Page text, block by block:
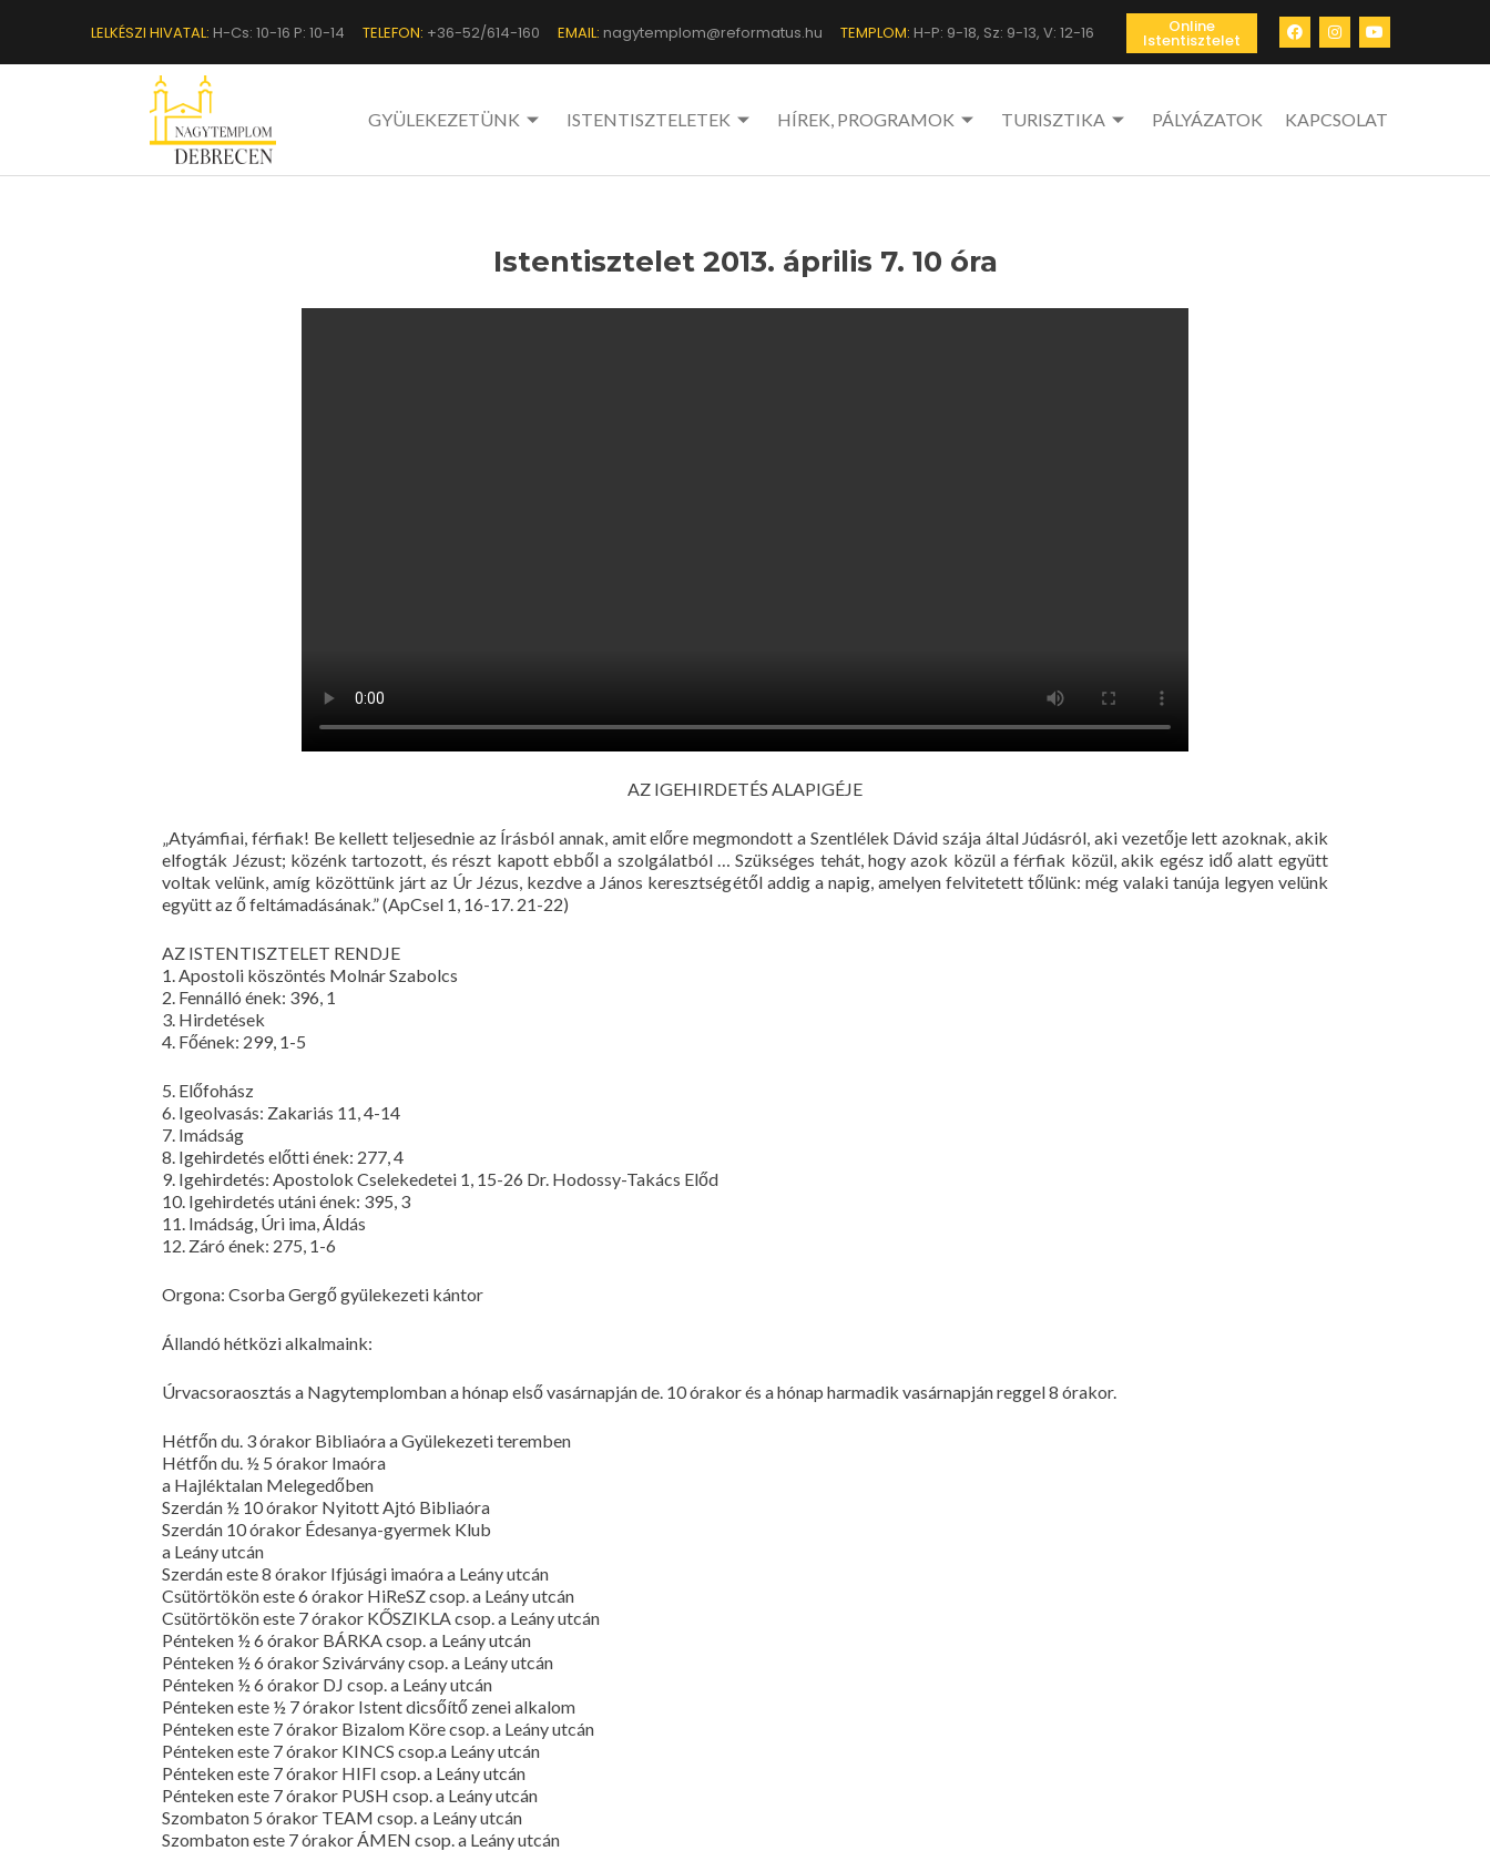
LELKÉSZI HIVATAL: H-Cs: 10-16 P: 10-14 TELEFON: +36-52/614-160 EMAIL: nagytemplom@reformatus.hu TEMPLOM: H-P: 9-18, Sz: 9-13, V: 12-16 Online
Istentisztelet
GYÜLEKEZETÜNK ISTENTISZTELETEK HÍREK, PROGRAMOK TURISZTIKA PÁLYÁZATOK KAPCSOLAT
Istentisztelet 2013. április 7. 10 óra
AZ IGEHIRDETÉS ALAPIGÉJE
„Atyámfiai, férfiak! Be kellett teljesednie az Írásból annak, amit előre megmondott a Szentlélek Dávid szája által Júdásról, aki vezetője lett azoknak, akik
elfogták Jézust; közénk tartozott, és részt kapott ebből a szolgálatból … Szükséges tehát, hogy azok közül a férfiak közül, akik egész idő alatt együtt
voltak velünk, amíg közöttünk járt az Úr Jézus, kezdve a János keresztségétől addig a napig, amelyen felvitetett tőlünk: még valaki tanúja legyen velünk
együtt az ő feltámadásának.” (ApCsel 1, 16-17. 21-22)
AZ ISTENTISZTELET RENDJE
1. Apostoli köszöntés Molnár Szabolcs
2. Fennálló ének: 396, 1
3. Hirdetések
4. Főének: 299, 1-5
5. Előfohász
6. Igeolvasás: Zakariás 11, 4-14
7. Imádság
8. Igehirdetés előtti ének: 277, 4
9. Igehirdetés: Apostolok Cselekedetei 1, 15-26 Dr. Hodossy-Takács Előd
10. Igehirdetés utáni ének: 395, 3
11. Imádság, Úri ima, Áldás
12. Záró ének: 275, 1-6
Orgona: Csorba Gergő gyülekezeti kántor
Állandó hétközi alkalmaink:
Úrvacsoraosztás a Nagytemplomban a hónap első vasárnapján de. 10 órakor és a hónap harmadik vasárnapján reggel 8 órakor.
Hétfőn du. 3 órakor Bibliaóra a Gyülekezeti teremben
Hétfőn du. ½ 5 órakor Imaóra
a Hajléktalan Melegedőben
Szerdán ½ 10 órakor Nyitott Ajtó Bibliaóra
Szerdán 10 órakor Édesanya-gyermek Klub
a Leány utcán
Szerdán este 8 órakor Ifjúsági imaóra a Leány utcán
Csütörtökön este 6 órakor HiReSZ csop. a Leány utcán
Csütörtökön este 7 órakor KŐSZIKLA csop. a Leány utcán
Pénteken ½ 6 órakor BÁRKA csop. a Leány utcán
Pénteken ½ 6 órakor Szivárvány csop. a Leány utcán
Pénteken ½ 6 órakor DJ csop. a Leány utcán
Pénteken este ½ 7 órakor Istent dicsőítő zenei alkalom
Pénteken este 7 órakor Bizalom Köre csop. a Leány utcán
Pénteken este 7 órakor KINCS csop.a Leány utcán
Pénteken este 7 órakor HIFI csop. a Leány utcán
Pénteken este 7 órakor PUSH csop. a Leány utcán
Szombaton 5 órakor TEAM csop. a Leány utcán
Szombaton este 7 órakor ÁMEN csop. a Leány utcán